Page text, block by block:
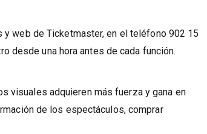
web de Ticketmaster, en el teléfono 902 15
desde una hora antes de cada función.
visuales adquieren más fuerza y gana en
de los espectáculos, comprar